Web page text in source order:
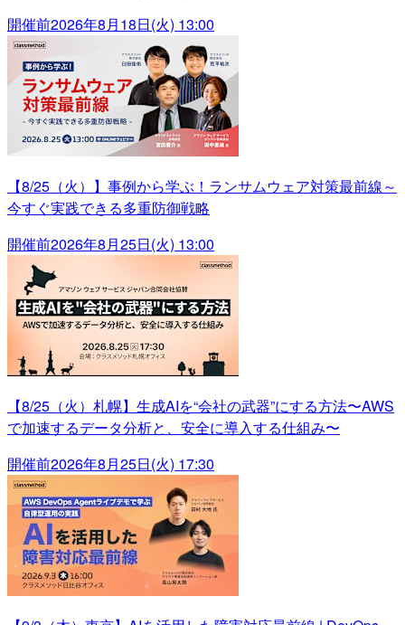
開催前2026年8月18日(火) 13:00
【8/25（火）】事例から学ぶ！ランサムウェア対策最前線～
今すぐ実践できる多重防御戦略
開催前2026年8月25日(火) 13:00
【8/25（火）札幌】生成AIを“会社の武器”にする方法〜AWS
で加速するデータ分析と、安全に導入する仕組み〜
開催前2026年8月25日(火) 17:30